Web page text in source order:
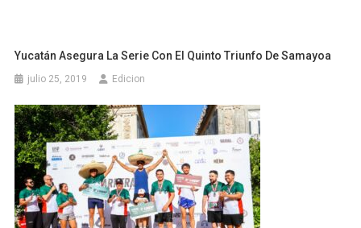
Yucatán Asegura La Serie Con El Quinto Triunfo De Samayoa
julio 25, 2019 Edicion